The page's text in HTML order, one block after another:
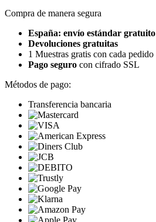
Compra de manera segura
España: envío estándar gratuito
Devoluciones gratuitas
1 Muestras gratis con cada pedido
Pago seguro con cifrado SSL
Métodos de pago:
Transferencia bancaria